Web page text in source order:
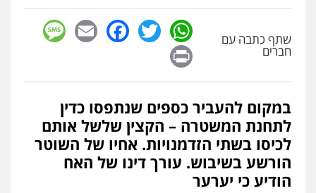
פשיעה חמורה מיסים הלבנת הון
פסיכיאטריה משפטית
0506216048
פלילי פשיעה חמורה צווארון לבן פשיעה
כלכלית עורכי דין לענייני אסירים נוער
0542442982
עו"ד אורנת קמרון
פלילי
שתף כתבה עם
חברים
WhatsApp
Twitter
Facebook
Email
במקום להעביר כספים שנתפסו כדין
לתחנת המשטרה – הקצין שלשל אותם
לכיסו בשתי הזדמנויות. אחיו של השוטר
הורשע בשיבוש. עורך דינו של האח
הודיע כי יערער